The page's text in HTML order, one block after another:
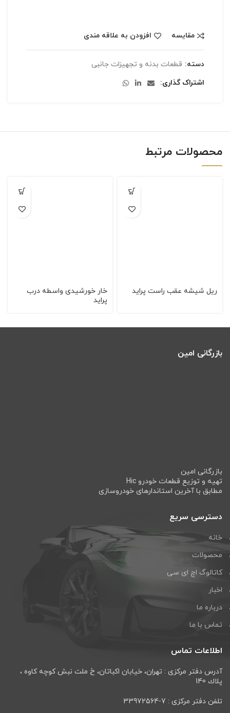
مقایسه افزودن به علاقه مندی
دسته: قطعات بدنه و تجهیزات جانبی
اشتراک گذاری
محصولات مرتبط
ریل شیشه عقب راست‌ پراید
خار خورشیدی واسطه درب
پراید
بازرگانی امین
بازرگانی امین
تهیه و توزیع قطعات خودرو Hic
مطابق با آخرین استاندارهای خودروسازی
دسترسی سریع
خانه
محصولات
کاتالوگ اچ ای سی
اخبار
درباره ما
تماس با ما
اطلاعات تماس
آدرس دفتر مرکزی : تهران، خيابان اكباتان، خ ملت نبش كوچه كاوه ،
پلاك 140
تلفن دفتر مرکزی : 7-33972564